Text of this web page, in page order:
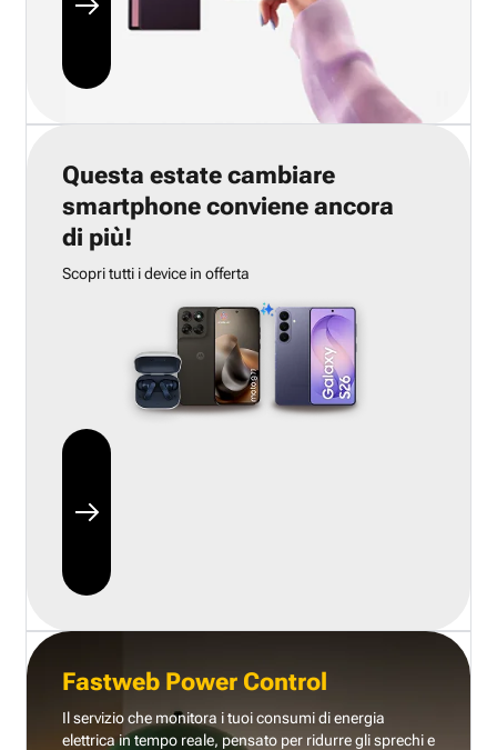
Questa estate cambiare
smartphone conviene ancora
di più!
Scopri tutti i device in offerta
Fastweb Power Control
Il servizio che monitora i tuoi consumi di energia
elettrica in tempo reale, pensato per ridurre gli sprechi e